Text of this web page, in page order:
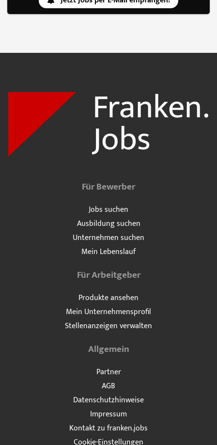
Für Bewerber
Jobs suchen
Ausbildung suchen
Unternehmen suchen
Mein Lebenslauf
Für Arbeitgeber
Produkte ansehen
Mein Unternehmensprofil
Stellenanzeigen verwalten
Allgemein
Partner
AGB
Datenschutzhinweise
Impressum
Kontakt zu franken.jobs
Cookie-Einstellungen